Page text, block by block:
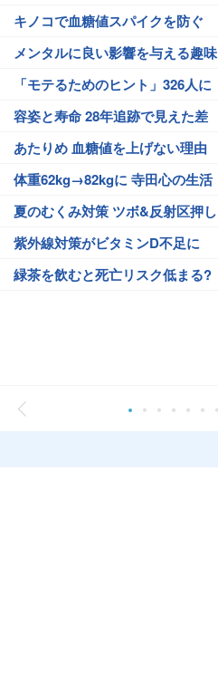
キノコで血糖値スパイクを防ぐ
メンタルに良い影響を与える趣味
「モテるためのヒント」326人に
容姿と寿命 28年追跡で見えた差
あたりめ 血糖値を上げない理由
体重62kg→82kgに 寺田心の生活
夏のむくみ対策 ツボ&反射区押し
紫外線対策がビタミンD不足に
緑茶を飲むと死亡リスク低まる?